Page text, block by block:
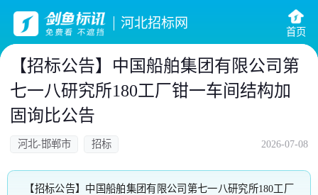
河北招标网
首页
【招标公告】中国船舶集团有限公司第
七一八研究所180工厂钳一车间结构加
固询比公告
河北-邯郸市 招标 2026-07-08
【招标公告】中国船舶集团有限公司第七一八研究所180工厂